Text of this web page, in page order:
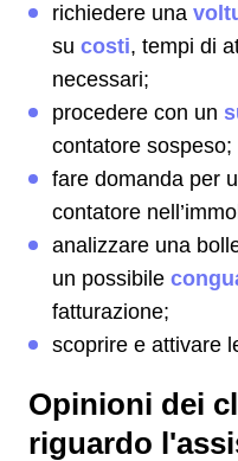
richiedere una
su costi, tempi di
necessari;
procedere con un
contatore sospeso;
fare domanda per
contatore
analizzare una
un possibile
fatturazione;
scoprire e attivare
Opinioni dei
riguardo